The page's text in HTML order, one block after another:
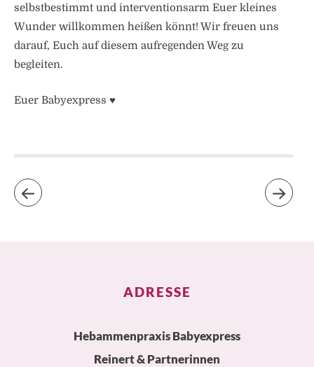
selbstbestimmt und interventionsarm Euer kleines
Wunder willkommen heißen könnt! Wir freuen uns
darauf, Euch auf diesem aufregenden Weg zu
begleiten.
Euer Babyexpress ♥️
ADRESSE
Hebammenpraxis Babyexpress
Reinert & Partnerinnen